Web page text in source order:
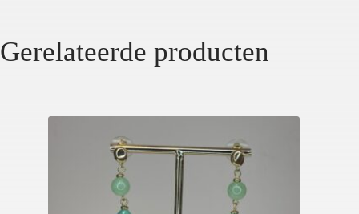
Gerelateerde producten